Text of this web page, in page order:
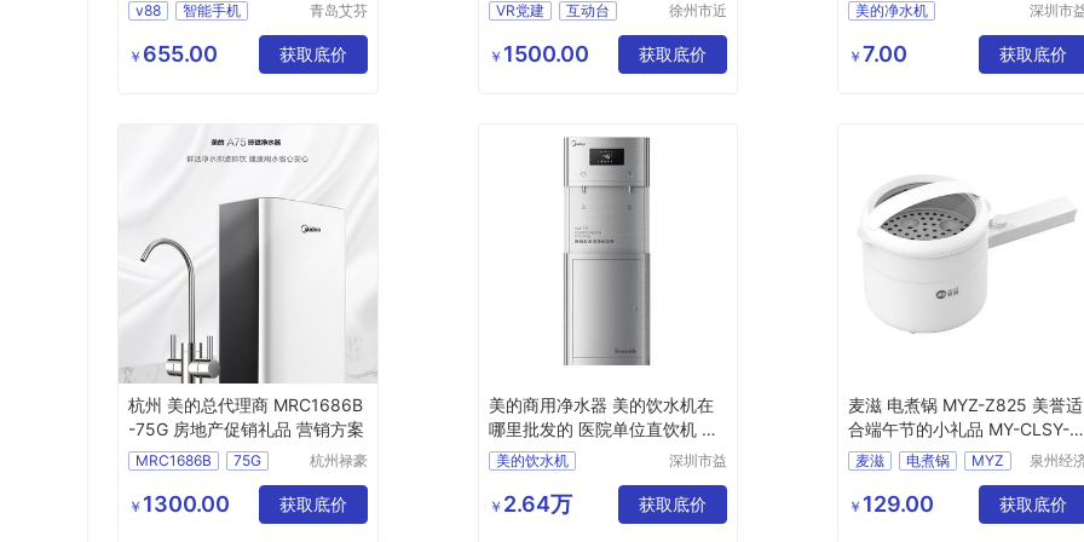
v88
智能手机
青岛艾芬
限公司
￥ 655.00 获取底价
VR党建
互动台
源头厂家
当天发货
徐州市近
科技有限
公司
￥ 1500.00 获取底价
美的净水机
全国上门安装
深圳市
有限公司
￥ 7.00 获取底价
杭州 美的总代理商 MRC1686B
-75G 房地产促销礼品 营销方案
MRC1686B
75G
美的净水器MRC1686B
杭州禄豪
公司
￥ 1300.00 获取底价
美的商用净水器 美的饮水机在
哪里批发的 医院单位直饮机 学
校饮水选择
美的饮水机
美的饮水机在哪里批发的
直饮机
商用净水器
深圳市益
有限公司
￥ 2.64万 获取底价
麦滋 电煮锅 MYZ-Z825 美誉适
合端午节的小礼品 MY-CLSY-
(T)-152
麦滋 电煮锅
MYZ
适合端午节的小礼品
泉州经
区美誉商
贸有限
￥ 129.00 获取底价